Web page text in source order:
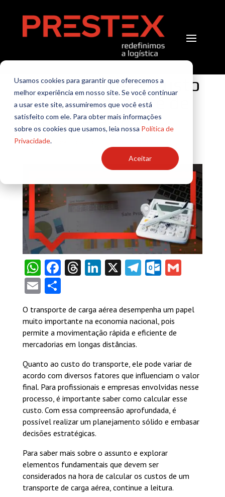
Usamos cookies para garantir que oferecemos a
melhor experiência em nosso site. Se você continuar
a usar este site, assumiremos que você está
satisfeito com ele. Para obter mais informações
sobre os cookies que usamos, leia nossa Política de
Privacidade.
Aceitar
Como calcular o custo
de um transporte de
carga aérea?
porTI Prestex
WhatsApp
Facebook
Threads
LinkedIn
X TelegramGmail
EmailShare
O transporte de carga aérea desempenha um papel
muito importante na economia nacional, pois
permite a movimentação rápida e eficiente de
mercadorias em longas distâncias.
Quanto ao custo do transporte, ele pode variar de
acordo com diversos fatores que influenciam o valor
final. Para profissionais e empresas envolvidas nesse
processo, é importante saber como calcular esse
custo. Com essa compreensão aprofundada, é
possível realizar um planejamento sólido e embasar
decisões estratégicas.
Para saber mais sobre o assunto e explorar
elementos fundamentais que devem ser
considerados na hora de calcular os custos de um
transporte de carga aérea, continue a leitura.